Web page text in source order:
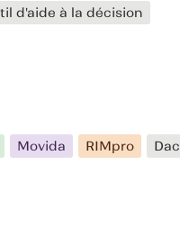
d'aide à la décision
Movida RIMpro